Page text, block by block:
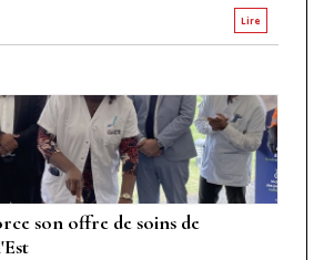
Lire
son offre de soins de